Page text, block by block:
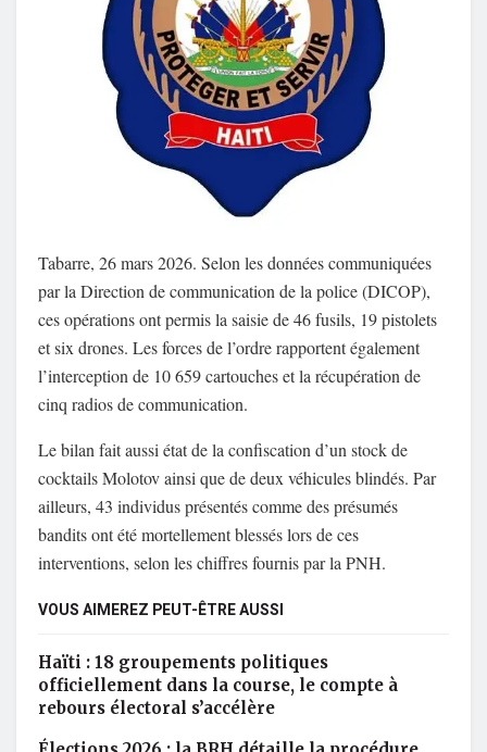
Tabarre, 26 mars 2026. Selon les données communiquées
par la Direction de communication de la police (DICOP),
ces opérations ont permis la saisie de 46 fusils, 19 pistolets
et six drones. Les forces de l’ordre rapportent également
l’interception de 10 659 cartouches et la récupération de
cinq radios de communication.
Le bilan fait aussi état de la confiscation d’un stock de
cocktails Molotov ainsi que de deux véhicules blindés. Par
ailleurs, 43 individus présentés comme des présumés
bandits ont été mortellement blessés lors de ces
interventions, selon les chiffres fournis par la PNH.
VOUS AIMEREZ PEUT-ÊTRE AUSSI
Haïti : 18 groupements politiques
officiellement dans la course, le compte à
rebours électoral s’accélère